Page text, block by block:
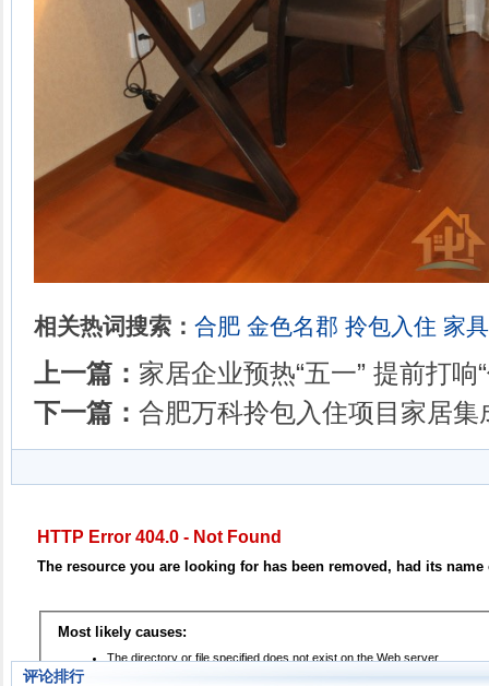
相关热词搜索： 合肥 金色名郡 拎包入住 家
上一篇： 家居企业预热“五一” 提前打响
下一篇： 合肥万科拎包入住项目家居集
评论排行